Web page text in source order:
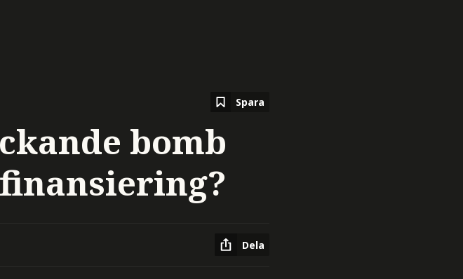
Spara
bomb
Dela